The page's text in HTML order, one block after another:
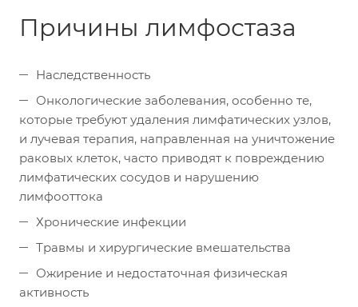
Причины лимфостаза
Наследственность
Онкологические заболевания, особенно те,
которые требуют удаления лимфатических узлов,
и лучевая терапия, направленная на уничтожение
раковых клеток, часто приводят к повреждению
лимфатических сосудов и нарушению
лимфооттока
Хронические инфекции
Травмы и хирургические вмешательства
Ожирение и недостаточная физическая
активность